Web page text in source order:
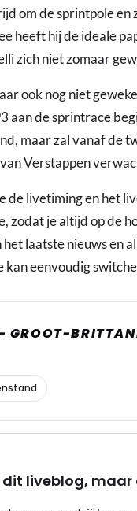
om de sprintpole en
heeft hij de ideale
zich niet zomaar
ook nog niet
aan de sprintrace
maar zal vanaf de
Verstappen
de livetiming en het
zodat je altijd op de
laatste nieuws en
kan eenvoudig
GROOT-
dit liveblog,